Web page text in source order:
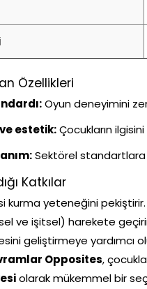
Özellikleri
Oyun deneyimini
estetik:Çocukların
Sektörel standartlara
Katkılar
kurma yeteneğini pekiştirir.
ve işitsel) harekete
geliştirmeye yardımcı
Opposites,
olarak mükemmel bir